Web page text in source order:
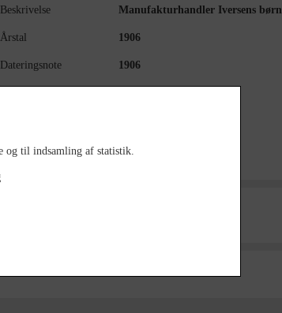
Beskrivelse Manufakturhandler Iversens børn
Årstal 1906
Dateringsnote 1906
Kontakt arkivet
og til indsamling af statistik.